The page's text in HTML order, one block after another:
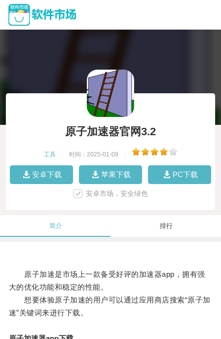
原子加速器官网3.2
工具 时间：2025-01-09
安卓下载 苹果下载 PC下载
安卓市场，安全绿色
简介 排行
原子加速是市场上一款备受好评的加速器app，拥有强
大的优化功能和稳定的性能。
想要体验原子加速的用户可以通过应用商店搜索“原子加
速”关键词来进行下载。